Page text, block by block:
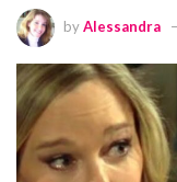
byAlessandra